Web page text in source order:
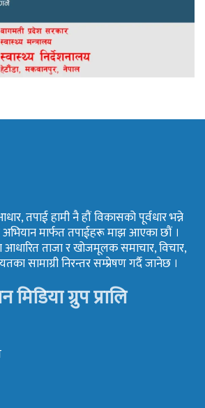
तपाई हामी नै हौं विकासको पूर्वधार भन्ने
अभियान मार्फत तपाईहरू माझ आएका छौं ।
ताजा र खोजमूलक समाचार, विचार,
सामाग्री निरन्तर सम्प्रेषण गर्दै जानेछ ।
ग्रुप प्रालि